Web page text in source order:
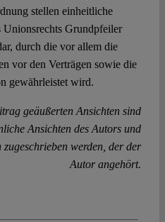
stellen einheitliche
Unionsrechts Grundpfeiler
durch die vor allem die
vor den Verträgen sowie die
gewährleistet wird.
geäußerten Ansichten sind
Ansichten des Autors und
werden, der der
Autor angehört.